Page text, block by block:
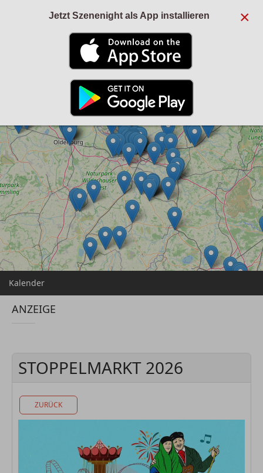
Kalender
ANZEIGE
STOPPELMARKT 2026
ZURÜCK
×
Jetzt Szenenight als App installieren